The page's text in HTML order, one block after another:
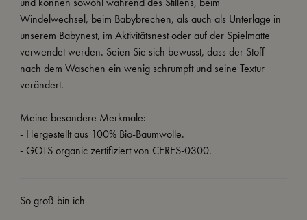
Windelwechsel, beim Babybrechen, als auch als Unterlage in
unserem Babynest, im Aktivitätsnest oder auf der Spielmatte
verwendet werden. Seien Sie sich bewusst, dass der Stoff
nach dem Waschen ein wenig schrumpft und seine Textur
verändert.
Meine besondere Merkmale:
- Hergestellt aus 100% Bio-Baumwolle.
- GOTS organic zertifiziert von CERES-0300.
So groß bin ich